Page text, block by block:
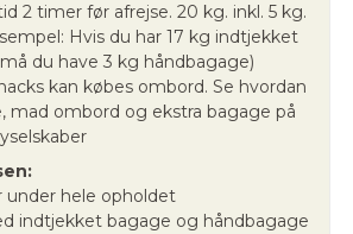
2 timer før afrejse. 20 kg. inkl. 5 kg.
Hvis du har 17 kg indtjekket
du have 3 kg håndbagage)
kan købes ombord. Se hvordan
mad ombord og ekstra bagage på
under hele opholdet
indtjekket bagage og håndbagage